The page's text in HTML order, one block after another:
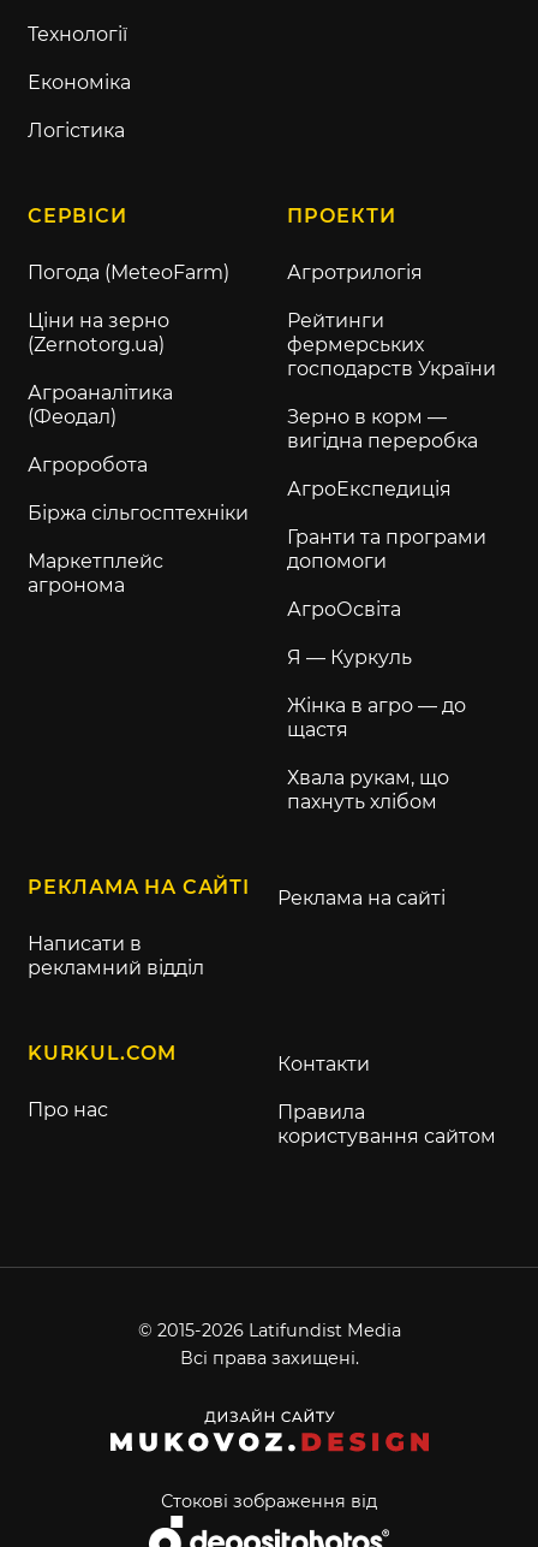
Технології
Економіка
Логістика
СЕРВІСИ
Погода (MeteoFarm)
Ціни на зерно
(Zernotorg.ua)
Агроаналітика
(Феодал)
Агроробота
Біржа сільгосптехніки
Маркетплейс
агронома
ПРОЕКТИ
Агротрилогія
Рейтинги
фермерських
господарств України
Зерно в корм —
вигідна переробка
АгроЕкспедиція
Гранти та програми
допомоги
АгроОсвіта
Я — Куркуль
Жінка в агро — до
щастя
Хвала рукам, що
пахнуть хлібом
РЕКЛАМА НА САЙТІ
Написати в
рекламний відділ
Реклама на сайті
KURKUL.COM
Про нас
Контакти
Правила
користування сайтом
© 2015-2026 Latifundist Media
Всі права захищені.
Стокові зображення від